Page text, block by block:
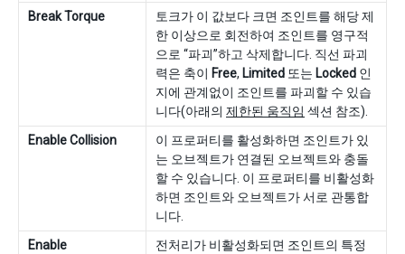
Break Torque
토크가 이 값보다 크면 조인트를 해당 제
한 이상으로 회전하여 조인트를 영구적
으로 “파괴”하고 삭제합니다. 직선 파괴
력은 축이 Free, Limited 또는 Locked 인
지에 관계없이 조인트를 파괴할 수 있습
니다(아래의 제한된 움직임 섹션 참조).
Enable Collision
이 프로퍼티를 활성화하면 조인트가 있
는 오브젝트가 연결된 오브젝트와 충돌
할 수 있습니다. 이 프로퍼티를 비활성화
하면 조인트와 오브젝트가 서로 관통합
니다.
Enable
전처리가 비활성화되면 조인트의 특정